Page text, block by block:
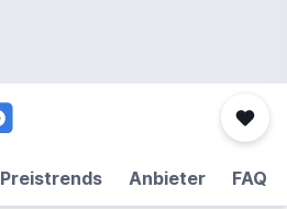
Preistrends Anbieter FAQ